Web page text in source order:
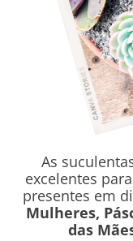
As
excelentes
presentes em
Mulheres,
das